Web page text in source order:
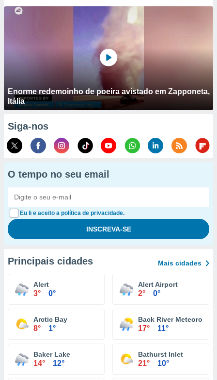
Enorme redemoinho de poeira avistado em Zapponeta,
Itália
Siga-nos
O tempo no seu email
Eu li e aceito a política de privacidade.
Principais cidades Mais cidades
Alert
3° 0°
Alert Airport
2° 0°
Arctic Bay
8° 1°
Back River
17° 11°
Baker Lake
14° 12°
Bathurst Inlet
21° 10°